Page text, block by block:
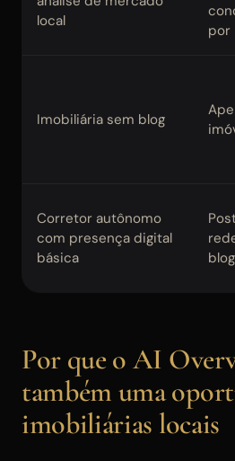
local
por
Imobiliária sem blog
Corretor autônomo
com presença digital
básica
blog
Por que o AI
também uma
imobiliárias locais